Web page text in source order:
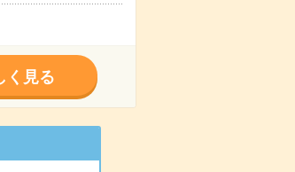
く見る